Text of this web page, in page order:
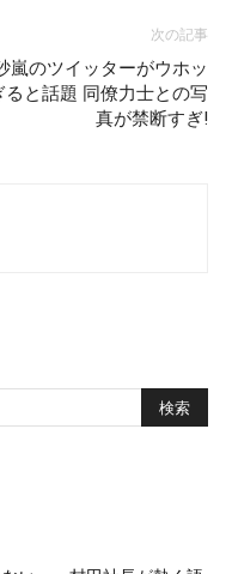
次の記事
嵐のツイッターがウホッ
ると話題 同僚力士との写
真が禁断すぎ!